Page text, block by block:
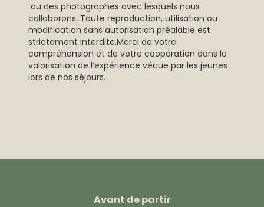
ou des photographes avec lesquels nous
collaborons. Toute reproduction, utilisation ou
modification sans autorisation préalable est
strictement interdite.Merci de votre
compréhension et de votre coopération dans la
valorisation de l’expérience vécue par les jeunes
lors de nos séjours.
Avant de partir